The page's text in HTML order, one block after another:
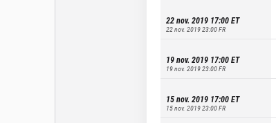
22 nov. 2019 17:00ET
22 nov. 2019 23:00FR
19 nov. 2019 17:00ET
19 nov. 2019 23:00FR
15 nov. 2019 17:00ET
15 nov. 2019 23:00FR